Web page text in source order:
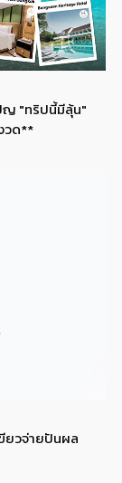
ญ "ทริปนี้มีลุ้น"
วด**
ยวจ่ายปันผล